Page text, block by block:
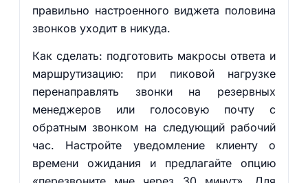
правильно настроенного виджета половина
звонков уходит в никуда.
Как сделать: подготовить макросы ответа и
маршрутизацию: при пиковой нагрузке
перенаправлять звонки на резервных
менеджеров или голосовую почту с
обратным звонком на следующий рабочий
час. Настройте уведомление клиенту о
времени ожидания и предлагайте опцию